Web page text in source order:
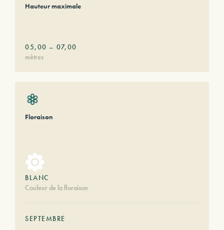
Hauteur maximale
05,00 – 07,00
mètres
Floraison
BLANC
Couleur de la floraison
SEPTEMBRE